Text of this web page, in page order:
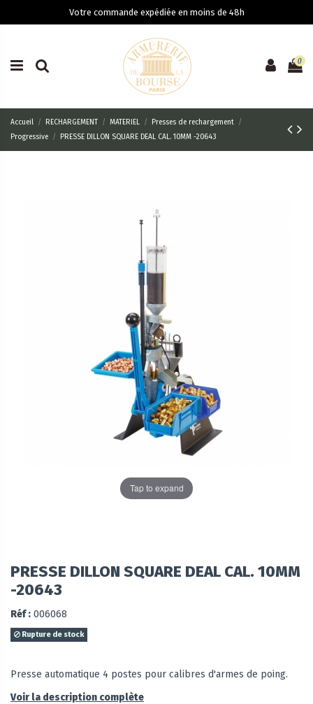
Votre commande expédiée en moins de 48h
0
Accueil RECHARGEMENT MATERIEL
Presses de rechargement
Progressive
PRESSE DILLON SQUARE DEAL CAL. 10MM -20643
Tap to expand
PRESSE DILLON SQUARE DEAL CAL. 10MM
-20643
Réf : 006068
Rupture de stock
Presse automatique 4 postes pour calibres d'armes de poing.
Voir la description complète